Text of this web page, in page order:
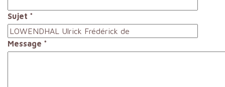
Sujet *
Message *